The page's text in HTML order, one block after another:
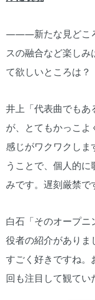
―――新たな見どこ
スの融合など楽し
て欲しいところは？
井上「代表曲でもあ
が、とてもかっこよ
感じがワクワクしま
うことで、個人的
みです。遅刻厳禁で
白石「そのオープ
役者の紹介がありま
すごく好きですね。
回も注目して観てい